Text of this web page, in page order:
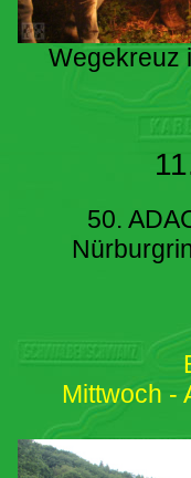
Wegekreuz
50.
Mittwoch -